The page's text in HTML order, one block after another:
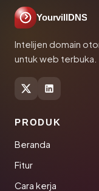
YourvillDNS
Intelijen domain
untuk web terbuka.
PRODUK
Beranda
Fitur
Cara kerja